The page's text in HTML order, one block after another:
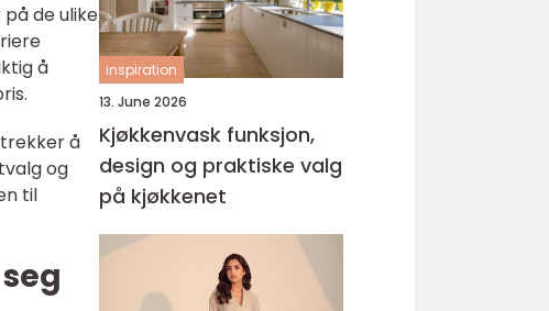
de ulike
å
å
og
til
inspiration
13. June 2026
Kjøkkenvask funksjon,
design og praktiske valg
på kjøkkenet